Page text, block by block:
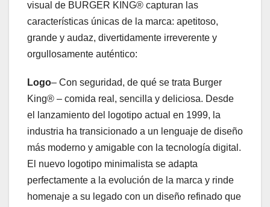
visual de BURGER KING® capturan las
características únicas de la marca: apetitoso,
grande y audaz, divertidamente irreverente y
orgullosamente auténtico:
Logo– Con seguridad, de qué se trata Burger
King® – comida real, sencilla y deliciosa. Desde
el lanzamiento del logotipo actual en 1999, la
industria ha transicionado a un lenguaje de diseño
más moderno y amigable con la tecnología digital.
El nuevo logotipo minimalista se adapta
perfectamente a la evolución de la marca y rinde
homenaje a su legado con un diseño refinado que